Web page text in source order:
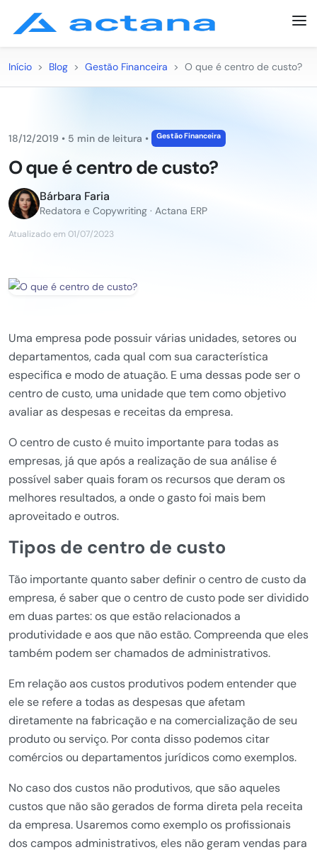
Início > Blog > Gestão Financeira > O que é centro de custo?
18/12/2019 • 5 min de leitura • Gestão Financeira
O que é centro de custo?
Bárbara Faria
Redatora e Copywriting · Actana ERP
Atualizado em 01/07/2023
Uma empresa pode possuir várias unidades, setores ou
departamentos, cada qual com sua característica
especifica e modo de atuação. E uma dessas pode ser o
centro de custo, uma unidade que tem como objetivo
avaliar as despesas e receitas da empresa.
O centro de custo é muito importante para todas as
empresas, já que após a realização de sua análise é
possível saber quais foram os recursos que deram os
melhores resultados, a onde o gasto foi mais bem
aproveitado e outros.
Tipos de centro de custo
Tão importante quanto saber definir o centro de custo da
empresa, é saber que o centro de custo pode ser dividido
em duas partes: os que estão relacionados a
produtividade e aos que não estão. Compreenda que eles
também podem ser chamados de administrativos.
Em relação aos custos produtivos podem entender que
ele se refere a todas as despesas que afetam
diretamente na fabricação e na comercialização de seu
produto ou serviço. Por conta disso podemos citar
comércios ou departamentos jurídicos como exemplos.
No caso dos custos não produtivos, que são aqueles
custos que não são gerados de forma direta pela receita
da empresa. Usaremos como exemplo os profissionais
dos campos administrativos, eles não geram vendas para